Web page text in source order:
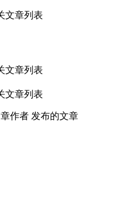
文章列表
文章列表
文章列表
作者 发布的文章